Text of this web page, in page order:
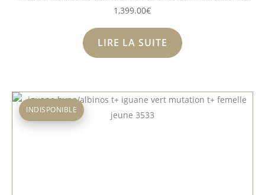
1,399.00€
LIRE LA SUITE
INDISPONIBLE